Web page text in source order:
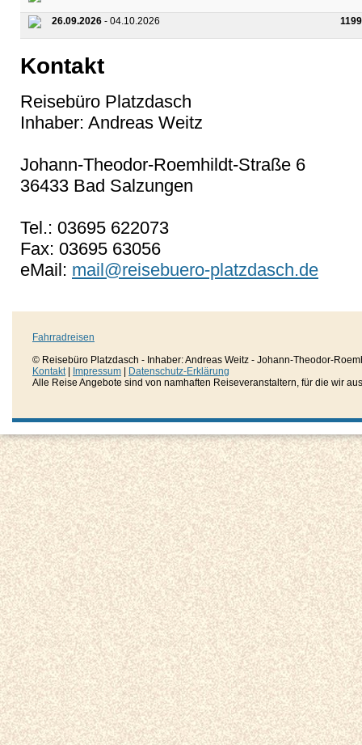
26.09.2026 - 04.10.2026
Kontakt
Reisebüro Platzdasch
Inhaber: Andreas Weitz
Johann-Theodor-Roemhildt-Straße 6
36433 Bad Salzungen
Tel.: 03695 622073
Fax: 03695 63056
eMail: mail@reisebuero-platzdasch.de
Fahrradreisen
© Reisebüro Platzdasch - Inhaber: Andreas Weitz - Johann-Theodor-
Kontakt| Impressum
Datenschutz-Erklärung
Alle Reise Angebote sind von namhaften Reiseveranstaltern, für die wir